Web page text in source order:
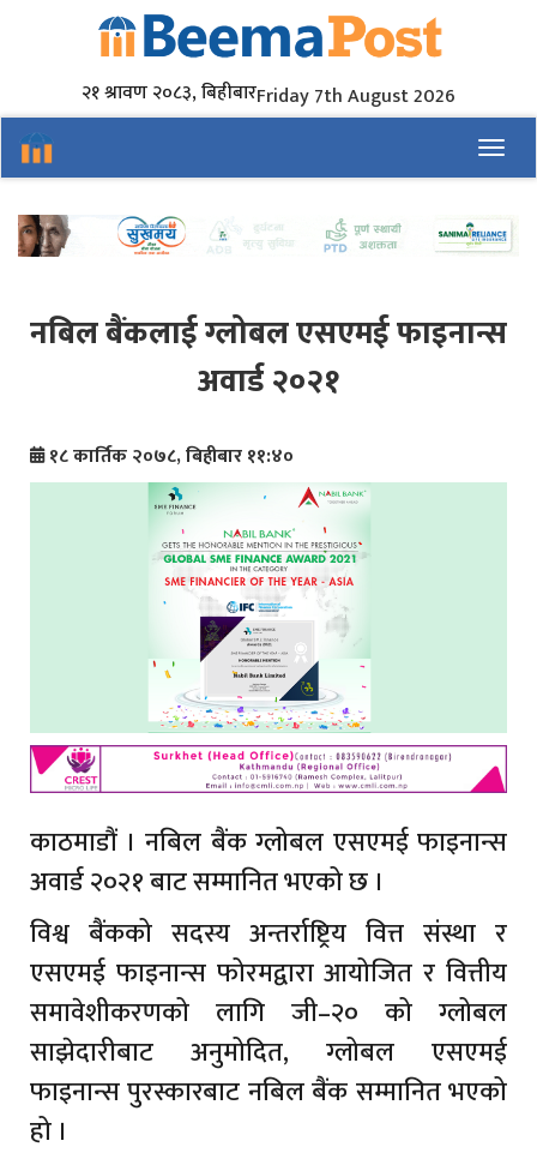
२१ श्रावण २०८३, बिहीबारFriday 7th August 2026
नबिल बैंकलाई ग्लोबल एसएमई फाइनान्स
अवार्ड २०२१
१८ कार्तिक २०७८, बिहीबार ११:४०
काठमाडौं । नबिल बैंक ग्लोबल एसएमई फाइनान्स
अवार्ड २०२१ बाट सम्मानित भएको छ ।
विश्व बैंकको सदस्य अन्तर्राष्ट्रिय वित्त संस्था र
एसएमई फाइनान्स फोरमद्वारा आयोजित र वित्तीय
समावेशीकरणको लागि जी–२० को ग्लोबल
साझेदारीबाट अनुमोदित, ग्लोबल एसएमई
फाइनान्स पुरस्कारबाट नबिल बैंक सम्मानित भएको
हो ।